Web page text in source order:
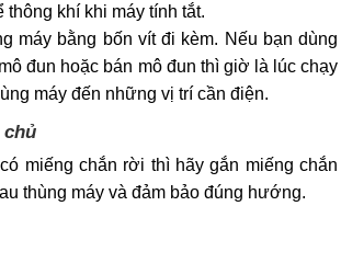
khí khi máy tính tắt.
máy bằng bốn vít đi kèm. Nếu bạn dùng
đun hoặc bán mô đun thì giờ là lúc chạy
máy đến những vị trí cần điện.
chủ
miếng chắn rời thì hãy gắn miếng chắn
thùng máy và đảm bảo đúng hướng.